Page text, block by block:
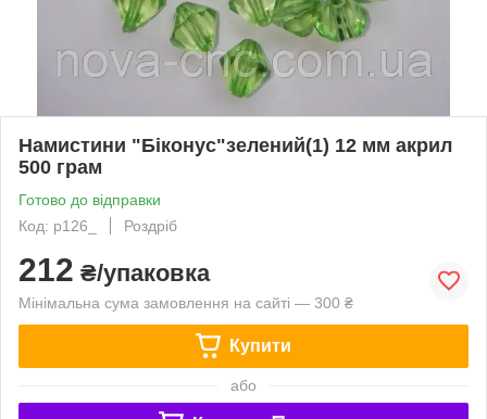
Намистини "Біконус"зелений(1) 12 мм акрил
500 грам
Готово до відправки
Код: p126_
Роздріб
212 ₴/упаковка
Мінімальна сума замовлення на сайті — 300 ₴
Купити
або